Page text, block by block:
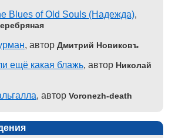
Blues of Old Souls (Надежда),
, автор Дмитрий Новиковъ
ещё какая блажь, автор Николай
, автор Voronezh-death